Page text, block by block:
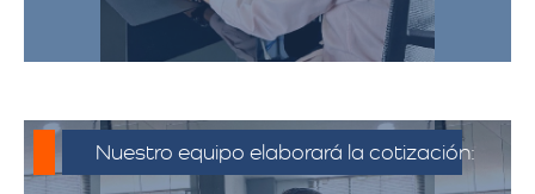
Nuestro equipo elaborará la cotización: